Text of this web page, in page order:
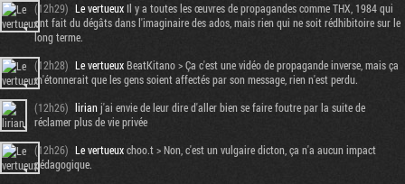
(12h29) Le vertueux Il y a toutes les œuvres de propagandes comme THX, 1984 qui
ont fait du dégâts dans l'imaginaire des ados, mais rien qui ne soit rédhibitoire sur le
long terme.
(12h28) Le vertueux BeatKitano > Ça c'est une vidéo de propagande inverse, mais ça
m'étonnerait que les gens soient affectés par son message, rien n'est perdu.
(12h26) lirianj'ai envie de leur dire d'aller bien se faire foutre par la suite de
réclamer plus de vie privée
(12h26) Le vertueuxchoo.t > Non, c'est un vulgaire dicton, ça n'a aucun impact
pédagogique.